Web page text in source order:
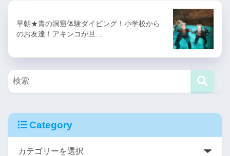
早朝★青の洞窟体験ダイビング！小学校から
のお友達！アキンコが旦…
Category